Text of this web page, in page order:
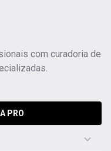
com curadoria de
PRO